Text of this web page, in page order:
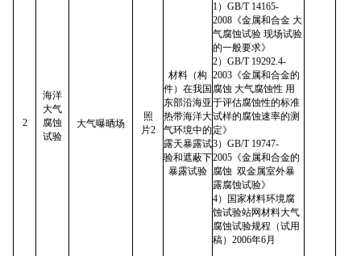
2
海洋
大气
腐蚀
试验
大气曝晒场
照
片2
材料（构
件）在我国
东部沿海亚
热带海洋大
气环境中的
露天暴露试
验和遮蔽下
暴露试验
1）GB/T 14165-
2008《金属和合金 大
气腐蚀试验 现场试验
的一般要求》
2）GB/T 19292.4-
2003《金属和合金的
腐蚀 大气腐蚀性 用
于评估腐蚀性的标准
试样的腐蚀速率的测
定》
3）GB/T 19747-
2005《金属和合金的
腐蚀 双金属室外暴
露腐蚀试验》
4）国家材料环境腐
蚀试验站网材料大气
腐蚀试验规程（试用
稿）2006年6月